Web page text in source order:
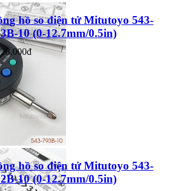
hồ so điện tử Mitutoyo 543-
10 (0-12.7mm/0.5in)
hồ so điện tử Mitutoyo 543-
10 (0-12.7mm/0.5in)